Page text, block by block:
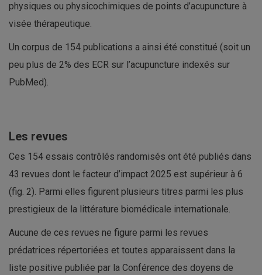
physiques ou physicochimiques de points d’acupuncture à
visée thérapeutique.
Un corpus de 154 publications a ainsi été constitué (soit un
peu plus de 2% des ECR sur l’acupuncture indexés sur
PubMed).
Les revues
Ces 154 essais contrôlés randomisés ont été publiés dans
43 revues dont le facteur d’impact 2025 est supérieur à 6
(fig. 2). Parmi elles figurent plusieurs titres parmi les plus
prestigieux de la littérature biomédicale internationale.
Aucune de ces revues ne figure parmi les revues
prédatrices répertoriées et toutes apparaissent dans la
liste positive publiée par la Conférence des doyens de